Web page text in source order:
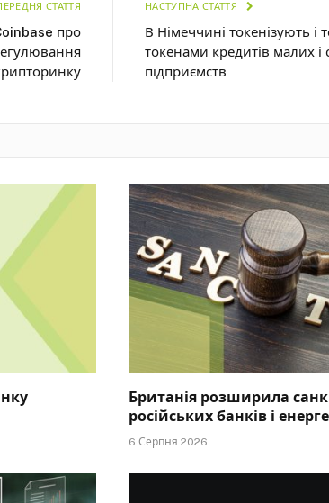
СТАТТЯ
про
НАСТУПНА СТАТТЯ
В Німеччині токенізують і
токенами кредитів малих і
підприємств
Британія розширила
російських банків і
6 Серпня 2026